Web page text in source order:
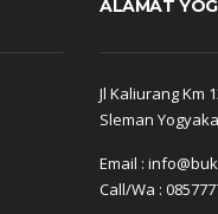
ALAMAT
Jl Kaliurang Km
Sleman
Email :
Call/Wa :